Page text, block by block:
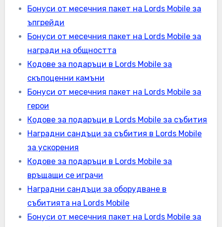
Бонуси от месечния пакет на Lords Mobile за
ъпгрейди
Бонуси от месечния пакет на Lords Mobile за
награди на общността
Кодове за подаръци в Lords Mobile за
скъпоценни камъни
Бонуси от месечния пакет на Lords Mobile за
герои
Кодове за подаръци в Lords Mobile за събития
Наградни сандъци за събития в Lords Mobile
за ускорения
Кодове за подаръци в Lords Mobile за
връщащи се играчи
Наградни сандъци за оборудване в
събитията на Lords Mobile
Бонуси от месечния пакет на Lords Mobile за